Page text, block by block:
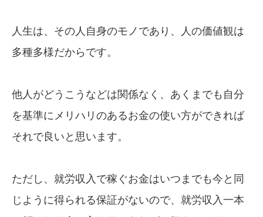
人生は、その人自身のモノであり、人の価値観は
多種多様だからです。
他人がどうこうなどは関係なく、あくまでも自分
を基準にメリハリのあるお金の使い方ができれば
それで良いと思います。
ただし、就労収入で稼ぐお金はいつまでも今と同
じように得られる保証がないので、就労収入一本